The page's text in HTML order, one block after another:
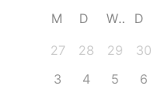
M D W D
27
28 29 30
3
4 5 6